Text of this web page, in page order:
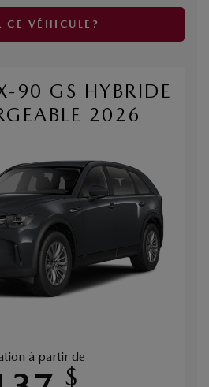
CE VÉHICULE?
90 GS HYBRIDE
2026
à partir de
$